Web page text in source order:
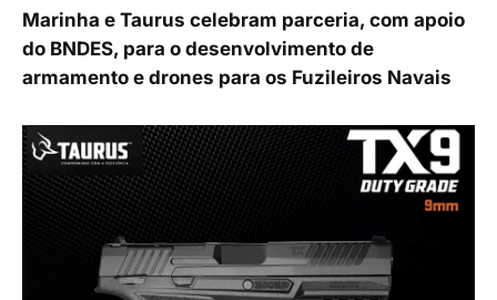
Marinha e Taurus celebram parceria, com apoio
do BNDES, para o desenvolvimento de
armamento e drones para os Fuzileiros Navais